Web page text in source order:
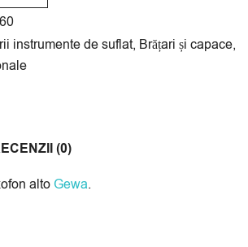
în rate egale fără dobândă cu
Bank,Banca Transilvania,
Alpha Bank
Credit Europe Bank și Banca
informativ, rata finală va fi afișat la
instrumente de suflat, Brățari și capace,
(0)
alto Gewa.